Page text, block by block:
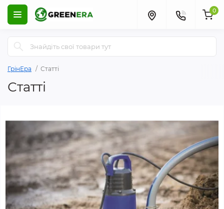
0
ГрінЕра Статті
Статті